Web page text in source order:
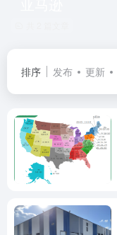
排序 发布 更新